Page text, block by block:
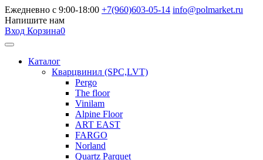
Ежедневно с 9:00-18:00 +7(960)603-05-14 info@polmarket.ru
Напишите нам
Вход Корзина0
Каталог
Кварцвинил (SPC,LVT)
Pergo
The floor
Vinilam
Alpine Floor
ART EAST
FARGO
Norland
Quartz Parquet